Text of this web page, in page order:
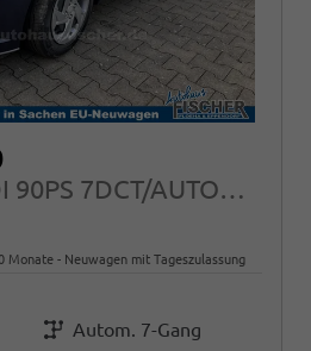
Style 1.0 T-GDI 90PS 7DCT/AUTOMATIK, FULL-LED NAVI Sitzheizung ALU Klimaautomatik RFK
Monate Neuwagen mit Tageszulassung
Getriebe
Autom. 7-Gang